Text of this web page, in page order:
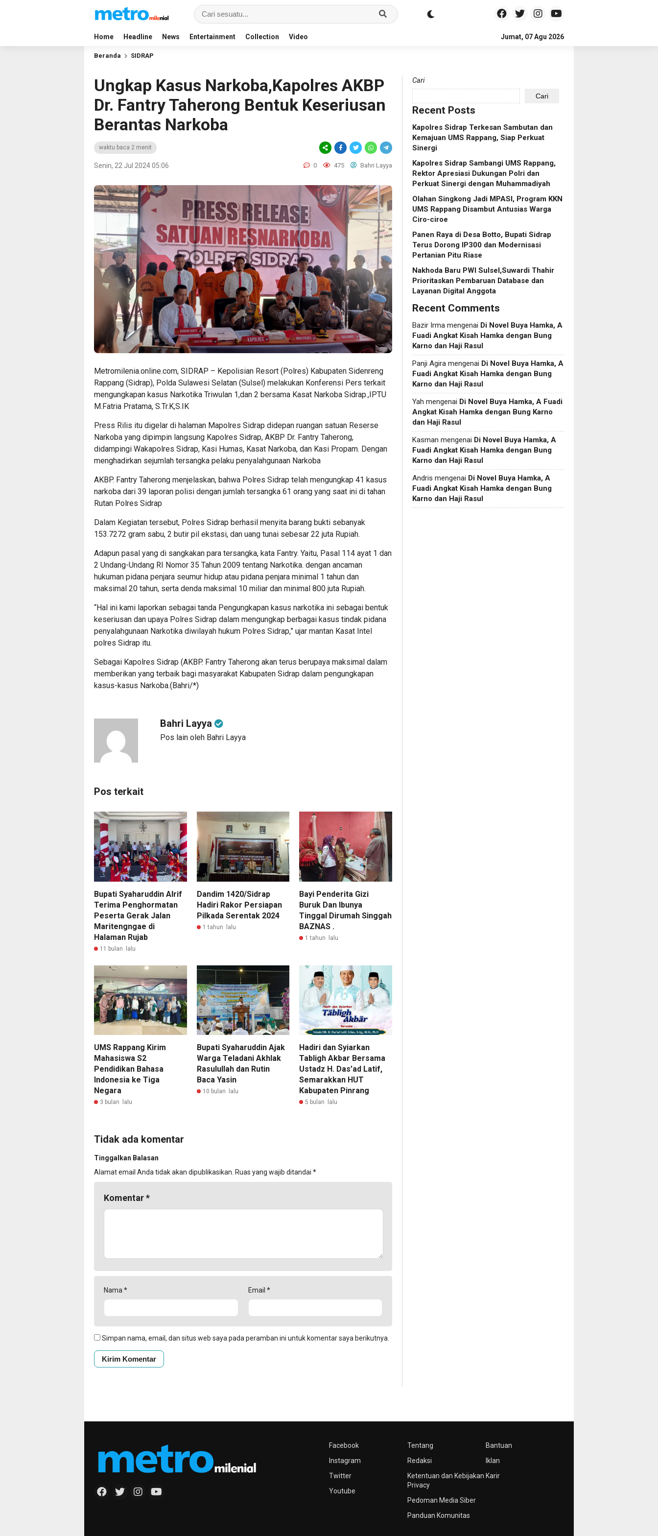
Home Headline News Entertainment Collection Video Jumat, 07 Agu 2026
Beranda SIDRAP
Ungkap Kasus Narkoba,Kapolres AKBP
Dr. Fantry Taherong Bentuk Keseriusan
Berantas Narkoba
waktu baca 2 menit
Senin, 22 Jul 2024 05:06 0 475 Bahri Layya
Metromilenia.online.com, SIDRAP – Kepolisian Resort (Polres) Kabupaten Sidenreng
Rappang (Sidrap), Polda Sulawesi Selatan (Sulsel) melakukan Konferensi Pers terkait
mengungkapan kasus Narkotika Triwulan 1,dan 2 bersama Kasat Narkoba Sidrap.,IPTU
M.Fatria Pratama, S.Tr.K,S.IK
Press Rilis itu digelar di halaman Mapolres Sidrap didepan ruangan satuan Reserse
Narkoba yang dipimpin langsung Kapolres Sidrap, AKBP Dr. Fantry Taherong,
didampingi Wakapolres Sidrap, Kasi Humas, Kasat Narkoba, dan Kasi Propam. Dengan
menghadirkan sejumlah tersangka pelaku penyalahgunaan Narkoba
AKBP. Fantry Taherong menjelaskan, bahwa Polres Sidrap telah mengungkap 41 kasus
narkoba dari 39 laporan polisi dengan jumlah tersangka 61 orang yang saat ini di tahan
Rutan Polres Sidrap
Dalam Kegiatan tersebut, Polres Sidrap berhasil menyita barang bukti sebanyak
153.7272 gram sabu, 2 butir pil ekstasi, dan uang tunai sebesar 22 juta Rupiah.
Adapun pasal yang di sangkakan para tersangka, kata Fantry. Yaitu, Pasal 114 ayat 1 dan
2 Undang-Undang RI Nomor 35 Tahun 2009 tentang Narkotika. dengan ancaman
hukuman pidana penjara seumur hidup atau pidana penjara minimal 1 tahun dan
maksimal 20 tahun, serta denda maksimal 10 miliar dan minimal 800 juta Rupiah.
“Hal ini kami laporkan sebagai tanda Pengungkapan kasus narkotika ini sebagai bentuk
keseriusan dan upaya Polres Sidrap dalam mengungkap berbagai kasus tindak pidana
penyalahgunaan Narkotika diwilayah hukum Polres Sidrap,” ujar mantan Kasat Intel
polres Sidrap itu.
Sebagai Kapolres Sidrap (AKBP. Fantry Taherong akan terus berupaya maksimal dalam
memberikan yang terbaik bagi masyarakat Kabupaten Sidrap dalam pengungkapan
kasus-kasus Narkoba.(Bahri/*)
Bahri Layya
Pos lain oleh Bahri Layya
Pos terkait
Bupati Syaharuddin Alrif
Terima Penghormatan
Peserta Gerak Jalan
Maritengngae di
Halaman Rujab
11 bulan lalu
Dandim 1420/Sidrap
Hadiri Rakor Persiapan
Pilkada Serentak 2024
1 tahun lalu
Bayi Penderita Gizi
Buruk Dan Ibunya
Tinggal Dirumah Singgah
BAZNAS .
1 tahun lalu
UMS Rappang Kirim
Mahasiswa S2
Pendidikan Bahasa
Indonesia ke Tiga
Negara
3 bulan lalu
Bupati Syaharuddin Ajak
Warga Teladani Akhlak
Rasulullah dan Rutin
Baca Yasin
10 bulan lalu
Hadiri dan Syiarkan
Tabligh Akbar Bersama
Ustadz H. Das’ad Latif,
Semarakkan HUT
Kabupaten Pinrang
5 bulan lalu
Tidak ada komentar
Tinggalkan Balasan
Alamat email Anda tidak akan dipublikasikan. Ruas yang wajib ditandai *
Komentar*
Nama * Email *
Simpan nama, email, dan situs web saya pada peramban ini untuk komentar saya berikutnya.
Cari
Cari
Recent Posts
Kapolres Sidrap Terkesan Sambutan dan
Kemajuan UMS Rappang, Siap Perkuat
Sinergi
Kapolres Sidrap Sambangi UMS Rappang,
Rektor Apresiasi Dukungan Polri dan
Perkuat Sinergi dengan Muhammadiyah
Olahan Singkong Jadi MPASI, Program KKN
UMS Rappang Disambut Antusias Warga
Ciro-ciroe
Panen Raya di Desa Botto, Bupati Sidrap
Terus Dorong IP300 dan Modernisasi
Pertanian Pitu Riase
Nakhoda Baru PWI Sulsel,Suwardi Thahir
Prioritaskan Pembaruan Database dan
Layanan Digital Anggota
Recent Comments
Bazir Irma mengenai Di Novel Buya Hamka, A
Fuadi Angkat Kisah Hamka dengan Bung
Karno dan Haji Rasul
Panji Agira mengenai Di Novel Buya Hamka, A
Fuadi Angkat Kisah Hamka dengan Bung
Karno dan Haji Rasul
Yah mengenai Di Novel Buya Hamka, A Fuadi
Angkat Kisah Hamka dengan Bung Karno
dan Haji Rasul
Kasman mengenai Di Novel Buya Hamka, A
Fuadi Angkat Kisah Hamka dengan Bung
Karno dan Haji Rasul
Andris mengenai Di Novel Buya Hamka, A
Fuadi Angkat Kisah Hamka dengan Bung
Karno dan Haji Rasul
Facebook
Instagram
Twitter
Youtube
Tentang
Redaksi
Ketentuan dan Kebijakan
Privacy
Pedoman Media Siber
Panduan Komunitas
Bantuan
Iklan
Karir